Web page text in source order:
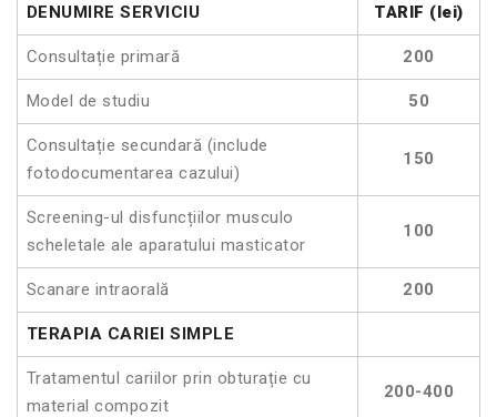
DENUMIRE SERVICIU TARIF (lei)
Consultație primară 200
Model de studiu 50
Consultație secundară (include
fotodocumentarea cazului)
150
Screening-ul disfuncțiilor musculo
scheletale ale aparatului masticator
100
Scanare intraorală 200
TERAPIA CARIEI SIMPLE
Tratamentul cariilor prin obturație cu
material compozit
200-400